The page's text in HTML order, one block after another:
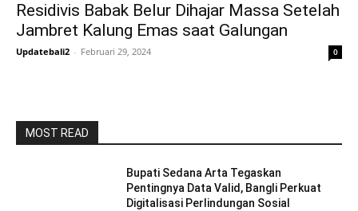
Residivis Babak Belur Dihajar Massa Setelah
Jambret Kalung Emas saat Galungan
Updatebali2 - Februari 29, 2024 0
MOST READ
Bupati Sedana Arta Tegaskan
Pentingnya Data Valid, Bangli Perkuat
Digitalisasi Perlindungan Sosial